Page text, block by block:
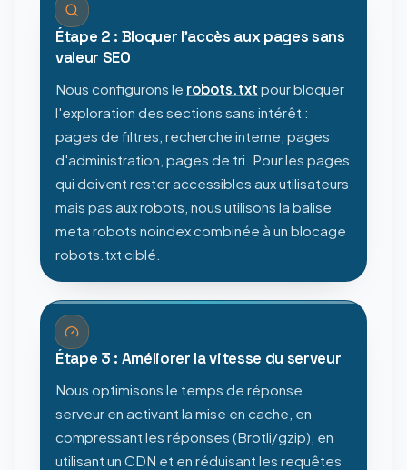
Étape 2 : Bloquer l'accès aux pages sans
valeur SEO
Nous configurons le robots.txt pour bloquer
l'exploration des sections sans intérêt :
pages de filtres, recherche interne, pages
d'administration, pages de tri. Pour les pages
qui doivent rester accessibles aux utilisateurs
mais pas aux robots, nous utilisons la balise
meta robots noindex combinée à un blocage
robots.txt ciblé.
Étape 3 : Améliorer la vitesse du serveur
Nous optimisons le temps de réponse
serveur en activant la mise en cache, en
compressant les réponses (Brotli/gzip), en
utilisant un CDN et en réduisant les requêtes